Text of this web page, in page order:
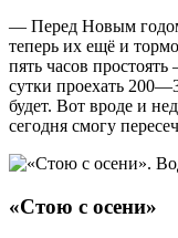
— Перед Новым
теперь их ещё и
пять часов
сутки проехать
будет. Вот вроде и
сегодня смогу
«Стою с осени»